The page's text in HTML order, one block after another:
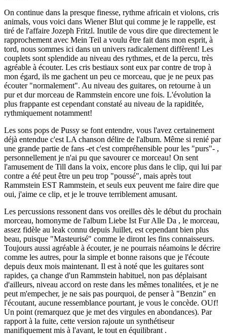
On continue dans la presque finesse, rythme africain et violons, cris
animals, vous voici dans Wiener Blut qui comme je le rappelle, est
tiré de l'affaire Jozeph Fritzl. Inutile de vous dire que directement le
rapprochement avec Mein Teil a voulu être fait dans mon esprit, à
tord, nous sommes ici dans un univers radicalement diffèrent! Les
couplets sont splendide au niveau des rythmes, et de la percu, très
agréable à écouter. Les cris bestiaux sont eux par contre de trop à
mon égard, ils me gachent un peu ce morceau, que je ne peux pas
écouter "normalement". Au niveau des guitares, on retourne à un
pur et dur morceau de Rammstein encore une fois. L'évolution la
plus frappante est cependant constaté au niveau de la rapiditée,
rythmiquement notamment!
Les sons pops de Pussy se font entendre, vous l'avez certainement
déjà entendue c'est LA chanson délire de l'album. Même si renié par
une grande partie de fans -et c'est compréhensible pour les "purs"- ,
personnellement je n'ai pu que savourer ce morceau! On sent
l'amusement de Till dans la voix, encore plus dans le clip, qui lui par
contre a été peut être un peu trop "poussé", mais après tout
Rammstein EST Rammstein, et seuls eux peuvent me faire dire que
oui, j'aime ce clip, et je le trouve terriblement amusant.
Les percussions ressonent dans vos oreilles dès le début du prochain
morceau, homonyme de l'album Liebe Ist Fur Alle Da , le morceau,
assez fidèle au leak connu depuis Juillet, est cependant bien plus
beau, puisque "Masteurisé" comme le diront les fins connaisseurs.
Toujours aussi agréable à écouter, je ne pourrais néamoins le décrire
comme les autres, pour la simple et bonne raisons que je l'écoute
depuis deux mois maintenant. Il est à noté que les guitares sont
rapides, ça change d'un Rammstein habituel, non pas déplaisant
d'ailleurs, niveau accord on reste dans les mêmes tonalitées, et je ne
peut m'empecher, je ne sais pas pourquoi, de penser à "Benzin" en
l'écoutant, aucune ressemblance pourtant, je vous le concède. OUf!
Un point (remarquez que je met des virgules en abondances). Par
rapport à la fuite, cette version rajoute un synthétiseur
manifiquement mis à l'avant, le tout en équilibrant .